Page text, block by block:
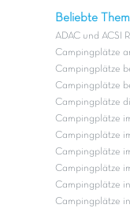
Beliebte
ADAC und ACSI
Campingplätze
Campingplätze
Campingplätze
Campingplätze
Campingplätze
Campingplätze
Campingplätze
Campingplätze
Campingplätze
Campingplätze